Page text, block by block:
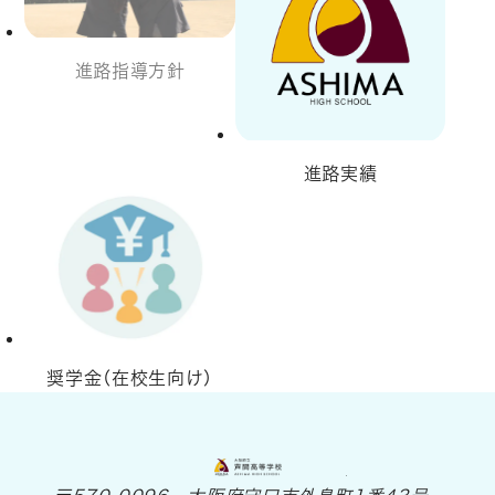
進路指導方針
進路実績
奨学金（在校生向け）